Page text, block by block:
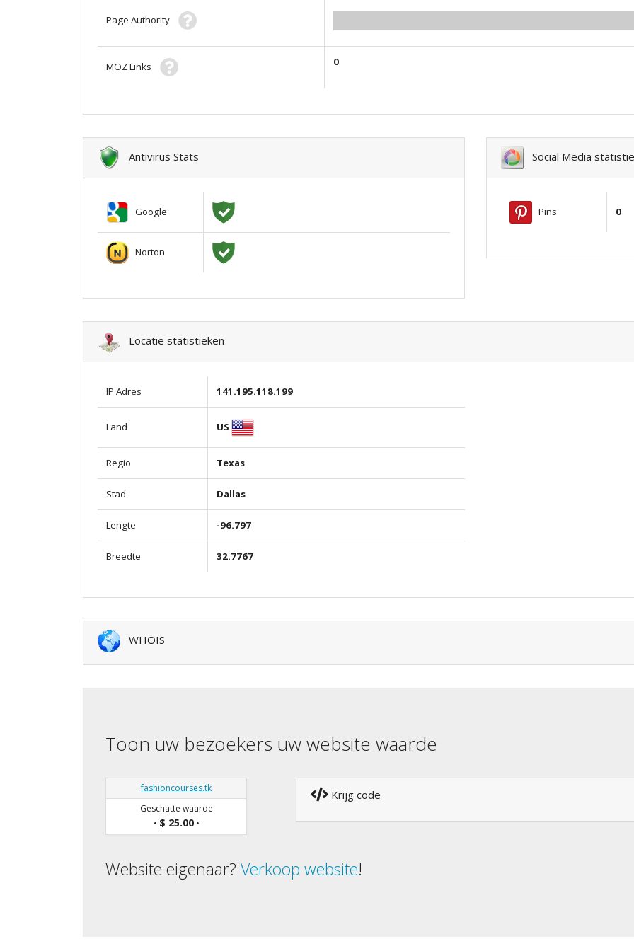
Page Authority
MOZ Links 0
Antivirus Stats
Google
Norton
Social Media
Pins 0
Locatie statistieken
IP Adres 141.195.118.199
Land US
Regio Texas
Stad Dallas
Lengte -96.797
Breedte 32.7767
WHOIS
Toon uw bezoekers uw website waarde
fashioncourses.tk
Geschatte waarde
• $ 25.00•
Krijg code
Website eigenaar? Verkoop website!